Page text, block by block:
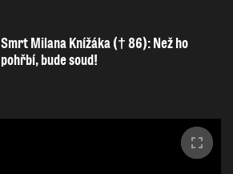
Smrt Milana Knížáka († 86): Než ho
pohřbí, bude soud!